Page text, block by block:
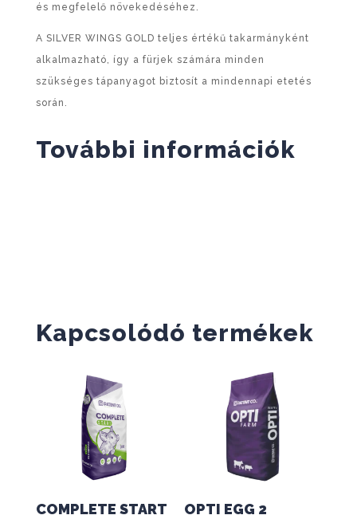
és megfelelő növekedéséhez.
A SILVER WINGS GOLD teljes értékű takarmányként
alkalmazható, így a fürjek számára minden
szükséges tápanyagot biztosít a mindennapi etetés
során.
További információk
Kapcsolódó termékek
COMPLETE START OPTI EGG 2